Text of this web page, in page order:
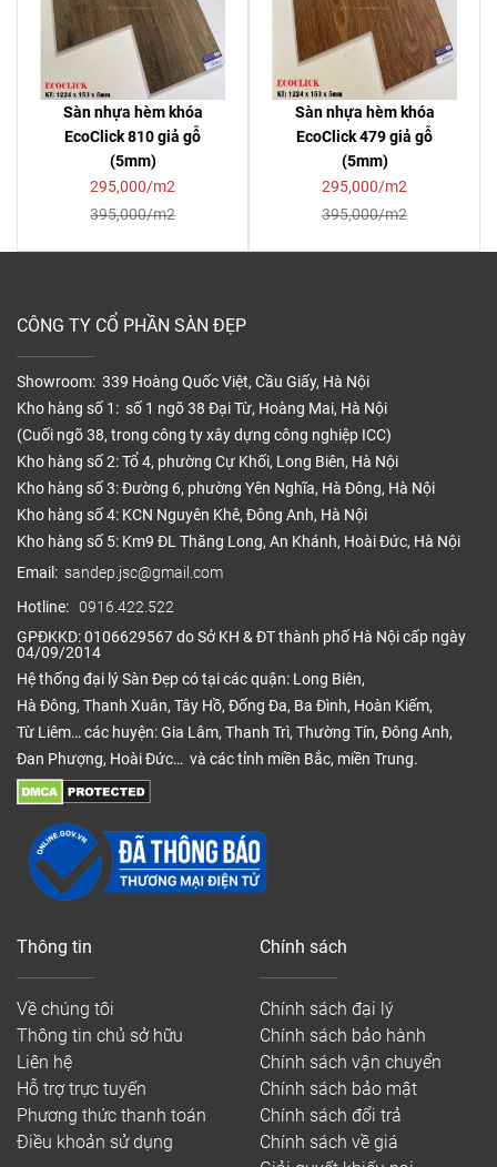
Sàn nhựa hèm khóa
EcoClick 810 giả gỗ
(5mm)
295,000/m2
395,000/m2
Sàn nhựa hèm khóa
EcoClick 479 giả gỗ
(5mm)
295,000/m2
395,000/m2
CÔNG TY CỔ PHẦN SÀN ĐẸP
Showroom: 339 Hoàng Quốc Việt, Cầu Giấy, Hà Nội
Kho hàng số 1: số 1 ngõ 38 Đại Từ, Hoàng Mai, Hà Nội
(Cuối ngõ 38, trong công ty xây dựng công nghiệp ICC)
Kho hàng số 2: Tổ 4, phường Cự Khối, Long Biên, Hà Nội
Kho hàng số 3: Đường 6, phường Yên Nghĩa, Hà Đông, Hà Nội
Kho hàng số 4: KCN Nguyên Khê, Đông Anh, Hà Nội
Kho hàng số 5: Km9 ĐL Thăng Long, An Khánh, Hoài Đức, Hà Nội
Email: sandep.jsc@gmail.com
Hotline: 0916.422.522
GPĐKKD: 0106629567 do Sở KH & ĐT thành phố Hà Nội cấp ngày
04/09/2014
Hệ thống đại lý Sàn Đẹp có tại các quận: Long Biên,
Hà Đông, Thanh Xuân, Tây Hồ, Đống Đa, Ba Đình, Hoàn Kiếm,
Từ Liêm… các huyện: Gia Lâm, Thanh Trì, Thường Tín, Đông Anh,
Đan Phượng, Hoài Đức… và các tỉnh miền Bắc, miền Trung.
Thông tin
Về chúng tôi
Thông tin chủ sở hữu
Liên hệ
Hỗ trợ trực tuyến
Phương thức thanh toán
Điều khoản sử dụng
Chính sách
Chính sách đại lý
Chính sách bảo hành
Chính sách vận chuyển
Chính sách bảo mật
Chính sách đổi trả
Chính sách về giá